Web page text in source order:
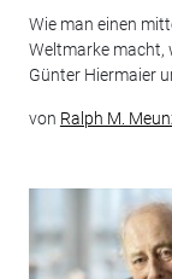
Wie man einen
Weltmarke macht,
Günter Hiermaier
von Ralph M.